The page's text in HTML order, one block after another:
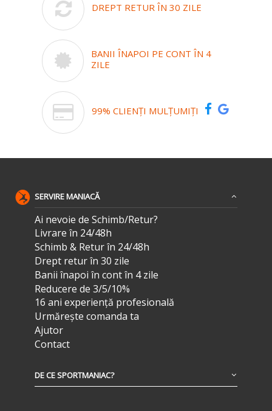
DREPT RETUR ÎN 30 ZILE
BANII ÎNAPOI PE CONT ÎN 4
ZILE
99% CLIENȚI MULȚUMIȚI
SERVIRE MANIACĂ
Ai nevoie de Schimb/Retur?
Livrare în 24/48h
Schimb & Retur în 24/48h
Drept retur în 30 zile
Banii înapoi în cont în 4 zile
Reducere de 3/5/10%
16 ani experiență profesională
Urmărește comanda ta
Ajutor
Contact
DE CE SPORTMANIAC?